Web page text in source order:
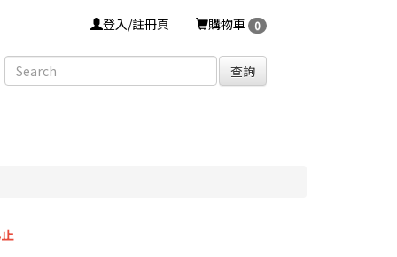
登入/註冊頁 購物車 0
查詢